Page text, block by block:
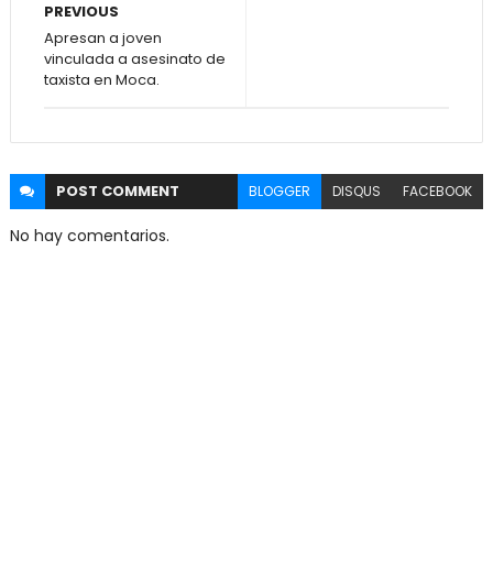
PREVIOUS
Apresan a joven
vinculada a asesinato de
taxista en Moca.
POST COMMENT BLOGGER DISQUS FACEBOOK
No hay comentarios.